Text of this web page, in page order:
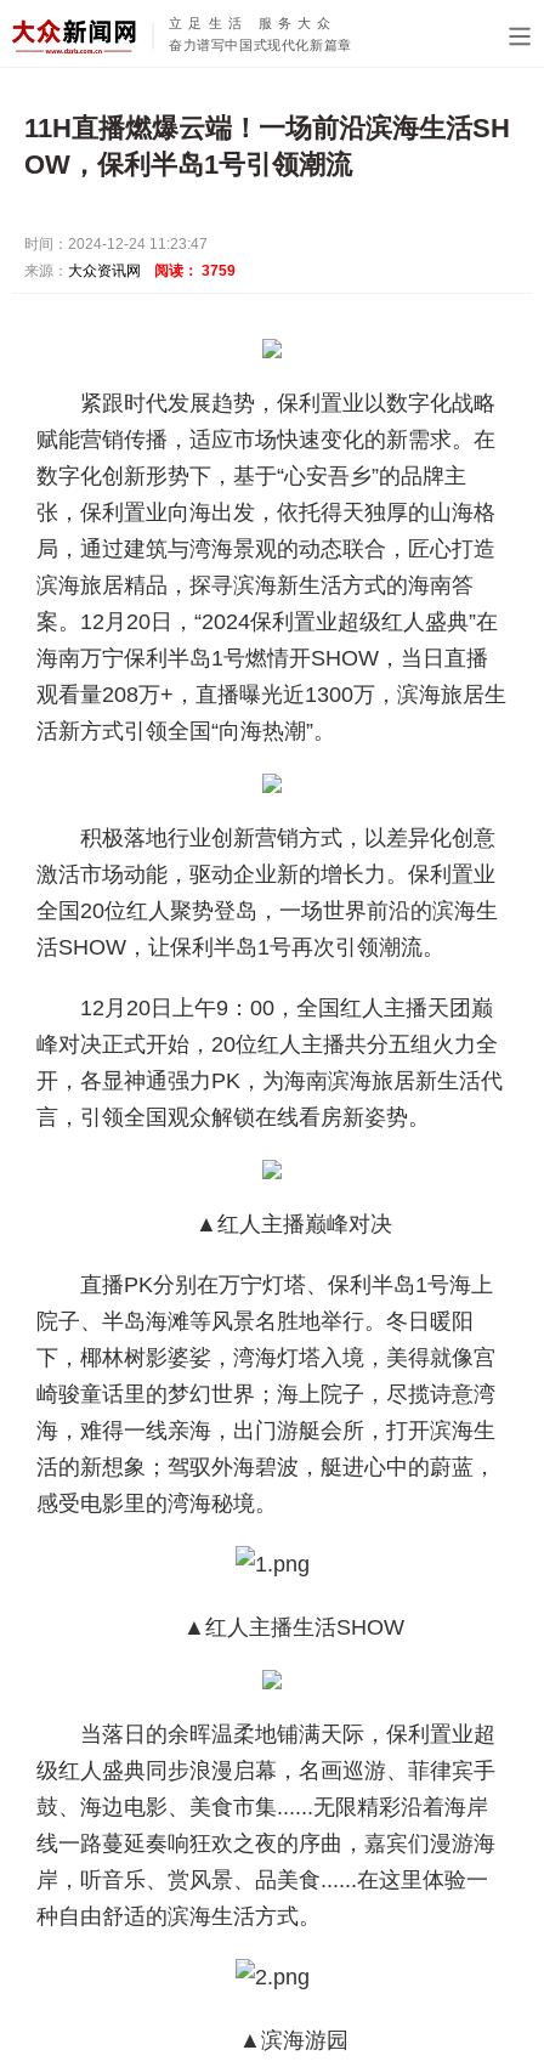
立足生活 服务大众
奋力谱写中国式现代化新篇章
11H直播燃爆云端！一场前沿滨海生活SH
OW，保利半岛1号引领潮流
时间：2024-12-24 11:23:47
来源： 大众资讯网 阅读： 3759
紧跟时代发展趋势，保利置业以数字化战略
赋能营销传播，适应市场快速变化的新需求。在
数字化创新形势下，基于“心安吾乡”的品牌主
张，保利置业向海出发，依托得天独厚的山海格
局，通过建筑与湾海景观的动态联合，匠心打造
滨海旅居精品，探寻滨海新生活方式的海南答
案。12月20日，“2024保利置业超级红人盛典”在
海南万宁保利半岛1号燃情开SHOW，当日直播
观看量208万+，直播曝光近1300万，滨海旅居生
活新方式引领全国“向海热潮”。
积极落地行业创新营销方式，以差异化创意
激活市场动能，驱动企业新的增长力。保利置业
全国20位红人聚势登岛，一场世界前沿的滨海生
活SHOW，让保利半岛1号再次引领潮流。
12月20日上午9：00，全国红人主播天团巅
峰对决正式开始，20位红人主播共分五组火力全
开，各显神通强力PK，为海南滨海旅居新生活代
言，引领全国观众解锁在线看房新姿势。
▲红人主播巅峰对决
直播PK分别在万宁灯塔、保利半岛1号海上
院子、半岛海滩等风景名胜地举行。冬日暖阳
下，椰林树影婆娑，湾海灯塔入境，美得就像宫
崎骏童话里的梦幻世界；海上院子，尽揽诗意湾
海，难得一线亲海，出门游艇会所，打开滨海生
活的新想象；驾驭外海碧波，艇进心中的蔚蓝，
感受电影里的湾海秘境。
▲红人主播生活SHOW
当落日的余晖温柔地铺满天际，保利置业超
级红人盛典同步浪漫启幕，名画巡游、菲律宾手
鼓、海边电影、美食市集......无限精彩沿着海岸
线一路蔓延奏响狂欢之夜的序曲，嘉宾们漫游海
岸，听音乐、赏风景、品美食......在这里体验一
种自由舒适的滨海生活方式。
▲滨海游园